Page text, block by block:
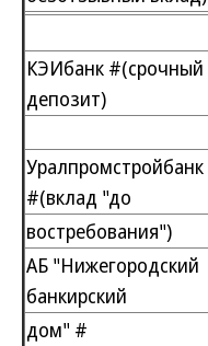
КЭИбанк #(срочный
депозит)
Уралпромстройбанк
#(вклад "до
востребования")
АБ "Нижегородский
банкирский
дом" #